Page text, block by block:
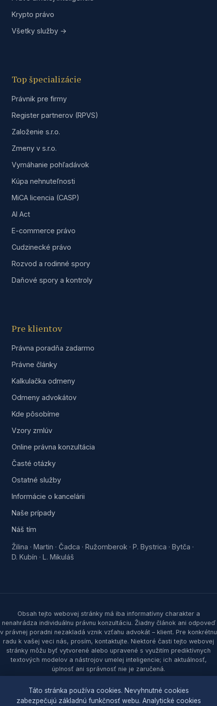
Krypto právo
Všetky služby →
Top špecializácie
Právnik pre firmy
Register partnerov (RPVS)
Založenie s.r.o.
Zmeny v s.r.o.
Vymáhanie pohľadávok
Kúpa nehnuteľnosti
MiCA licencia (CASP)
AI Act
E-commerce právo
Cudzinecké právo
Rozvod a rodinné spory
Daňové spory a kontroly
Pre klientov
Právna poradňa zadarmo
Právne články
Kalkulačka odmeny
Odmeny advokátov
Kde pôsobíme
Vzory zmlúv
Online právna konzultácia
Časté otázky
Ostatné služby
Informácie o kancelárii
Naše prípady
Náš tím
Žilina · Martin · Čadca · Ružomberok · P. Bystrica · Bytča ·
D. Kubín · L. Mikuláš
Obsah tejto webovej stránky má iba informatívny charakter a
nenahrádza individuálnu právnu konzultáciu. Žiadny článok ani odpoveď
v právnej poradni nezakladá vznik vzťahu advokát – klient. Pre konkrétnu
radu k vašej veci nás, prosím, kontaktujte. Niektoré časti tejto webovej
stránky môžu byť vytvorené alebo upravené s využitím prediktívnych
textových modelov a nástrojov umelej inteligencie; ich aktuálnosť,
úplnosť ani správnosť nie je zaručená.
© 2026 Samec & partners, s. r. o. Všetky práva vyhradené.
Táto stránka používa cookies. Nevyhnutné cookies
zabezpečujú základnú funkčnosť webu. Analytické cookies